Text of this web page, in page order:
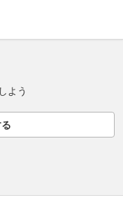
よう